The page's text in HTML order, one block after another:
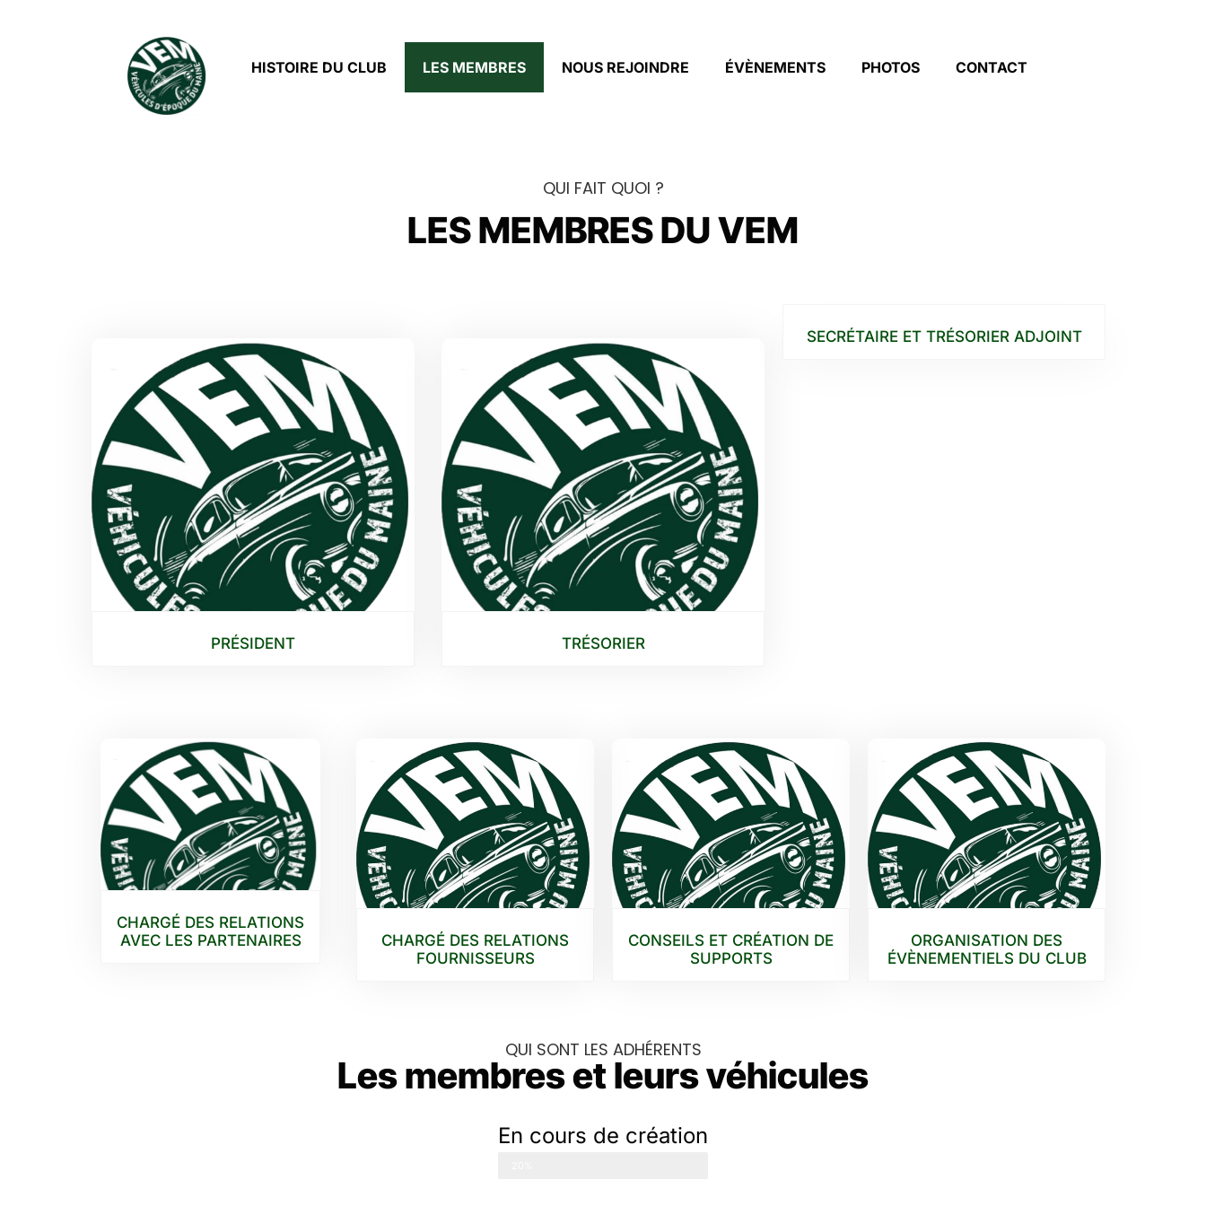
HISTOIRE DU CLUB LES MEMBRES NOUS REJOINDRE ÉVÈNEMENTS PHOTOS CONTACT
QUI FAIT QUOI ?
LES MEMBRES DUVEM
PRÉSIDENT TRÉSORIER
SECRÉTAIRE ET TRÉSORIER ADJOINT
CHARGÉ DES RELATIONS
AVEC LES PARTENAIRES
CHARGÉ DES RELATIONS
FOURNISSEURS
CONSEILS ET CRÉATION DE
SUPPORTS
ORGANISATION DES
ÉVÈNEMENTIELS DU CLUB
QUI SONT LES ADHÉRENTS
Les membres et leurs véhicules
En cours de création